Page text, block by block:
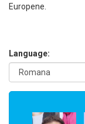
Europene.
Language: